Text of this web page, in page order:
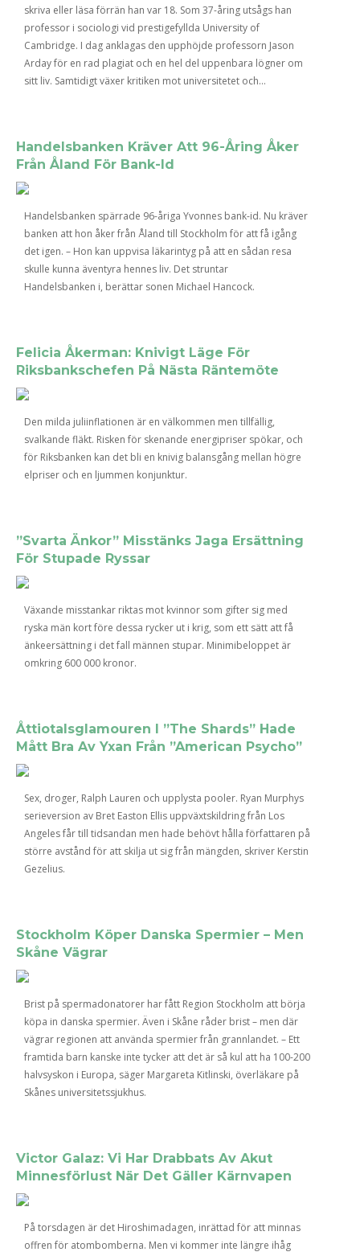
skriva eller läsa förrän han var 18. Som 37-åring utsågs han
professor i sociologi vid prestigefyllda University of
Cambridge. I dag anklagas den upphöjde professorn Jason
Arday för en rad plagiat och en hel del uppenbara lögner om
sitt liv. Samtidigt växer kritiken mot universitetet och...
Handelsbanken Kräver Att 96-Åring Åker
Från Åland För Bank-Id
Handelsbanken spärrade 96-åriga Yvonnes bank-id. Nu kräver
banken att hon åker från Åland till Stockholm för att få igång
det igen. – Hon kan uppvisa läkarintyg på att en sådan resa
skulle kunna äventyra hennes liv. Det struntar
Handelsbanken i, berättar sonen Michael Hancock.
Felicia Åkerman: Knivigt Läge För
Riksbankschefen På Nästa Räntemöte
Den milda juliinflationen är en välkommen men tillfällig,
svalkande fläkt. Risken för skenande energipriser spökar, och
för Riksbanken kan det bli en knivig balansgång mellan högre
elpriser och en ljummen konjunktur.
”Svarta Änkor” Misstänks Jaga Ersättning
För Stupade Ryssar
Växande misstankar riktas mot kvinnor som gifter sig med
ryska män kort före dessa rycker ut i krig, som ett sätt att få
änkeersättning i det fall männen stupar. Minimibeloppet är
omkring 600 000 kronor.
Åttiotalsglamouren I ”The Shards” Hade
Mått Bra Av Yxan Från ”American Psycho”
Sex, droger, Ralph Lauren och upplysta pooler. Ryan Murphys
serieversion av Bret Easton Ellis uppväxtskildring från Los
Angeles får till tidsandan men hade behövt hålla författaren på
större avstånd för att skilja ut sig från mängden, skriver Kerstin
Gezelius.
Stockholm Köper Danska Spermier – Men
Skåne Vägrar
Brist på spermadonatorer har fått Region Stockholm att börja
köpa in danska spermier. Även i Skåne råder brist – men där
vägrar regionen att använda spermier från grannlandet. – Ett
framtida barn kanske inte tycker att det är så kul att ha 100-200
halvsyskon i Europa, säger Margareta Kitlinski, överläkare på
Skånes universitetssjukhus.
Victor Galaz: Vi Har Drabbats Av Akut
Minnesförlust När Det Gäller Kärnvapen
På torsdagen är det Hiroshimadagen, inrättad för att minnas
offren för atombomberna. Men vi kommer inte längre ihåg